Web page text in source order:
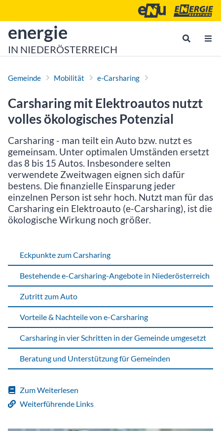
Energie- und
zur Startseite von
energie
IN NIEDERÖSTERREICH
Gemeinde Mobilität e-Carsharing
Carsharing mit Elektroautos nutzt
volles ökologisches Potenzial
Carsharing - man teilt ein Auto bzw. nutzt es
gemeinsam. Unter optimalen Umständen ersetzt
das 8 bis 15 Autos. Insbesondere selten
verwendete Zweitwagen eignen sich dafür
bestens. Die finanzielle Einsparung jeder
einzelnen Person ist sehr hoch. Nutzt man für das
Carsharing ein Elektroauto (e-Carsharing), ist die
ökologische Wirkung noch größer.
Eckpunkte zum Carsharing
Bestehende e-Carsharing-Angebote in Niederösterreich
Zutritt zum Auto
Vorteile & Nachteile von e-Carsharing
Carsharing in vier Schritten in der Gemeinde umgesetzt
Beratung und Unterstützung für Gemeinden
Zum Weiterlesen
Weiterführende Links